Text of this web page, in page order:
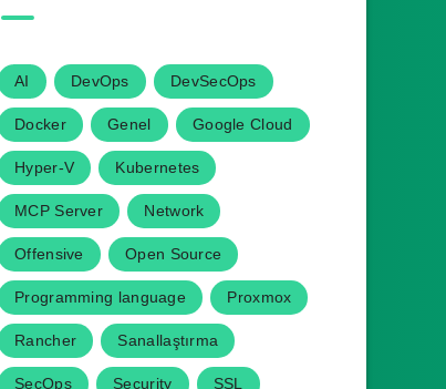
AI DevOps DevSecOps
Docker Genel Google Cloud
Hyper-V Kubernetes
MCP Server Network
Offensive Open Source
Programming language Proxmox
Rancher Sanallaştırma
SecOps Security SSL